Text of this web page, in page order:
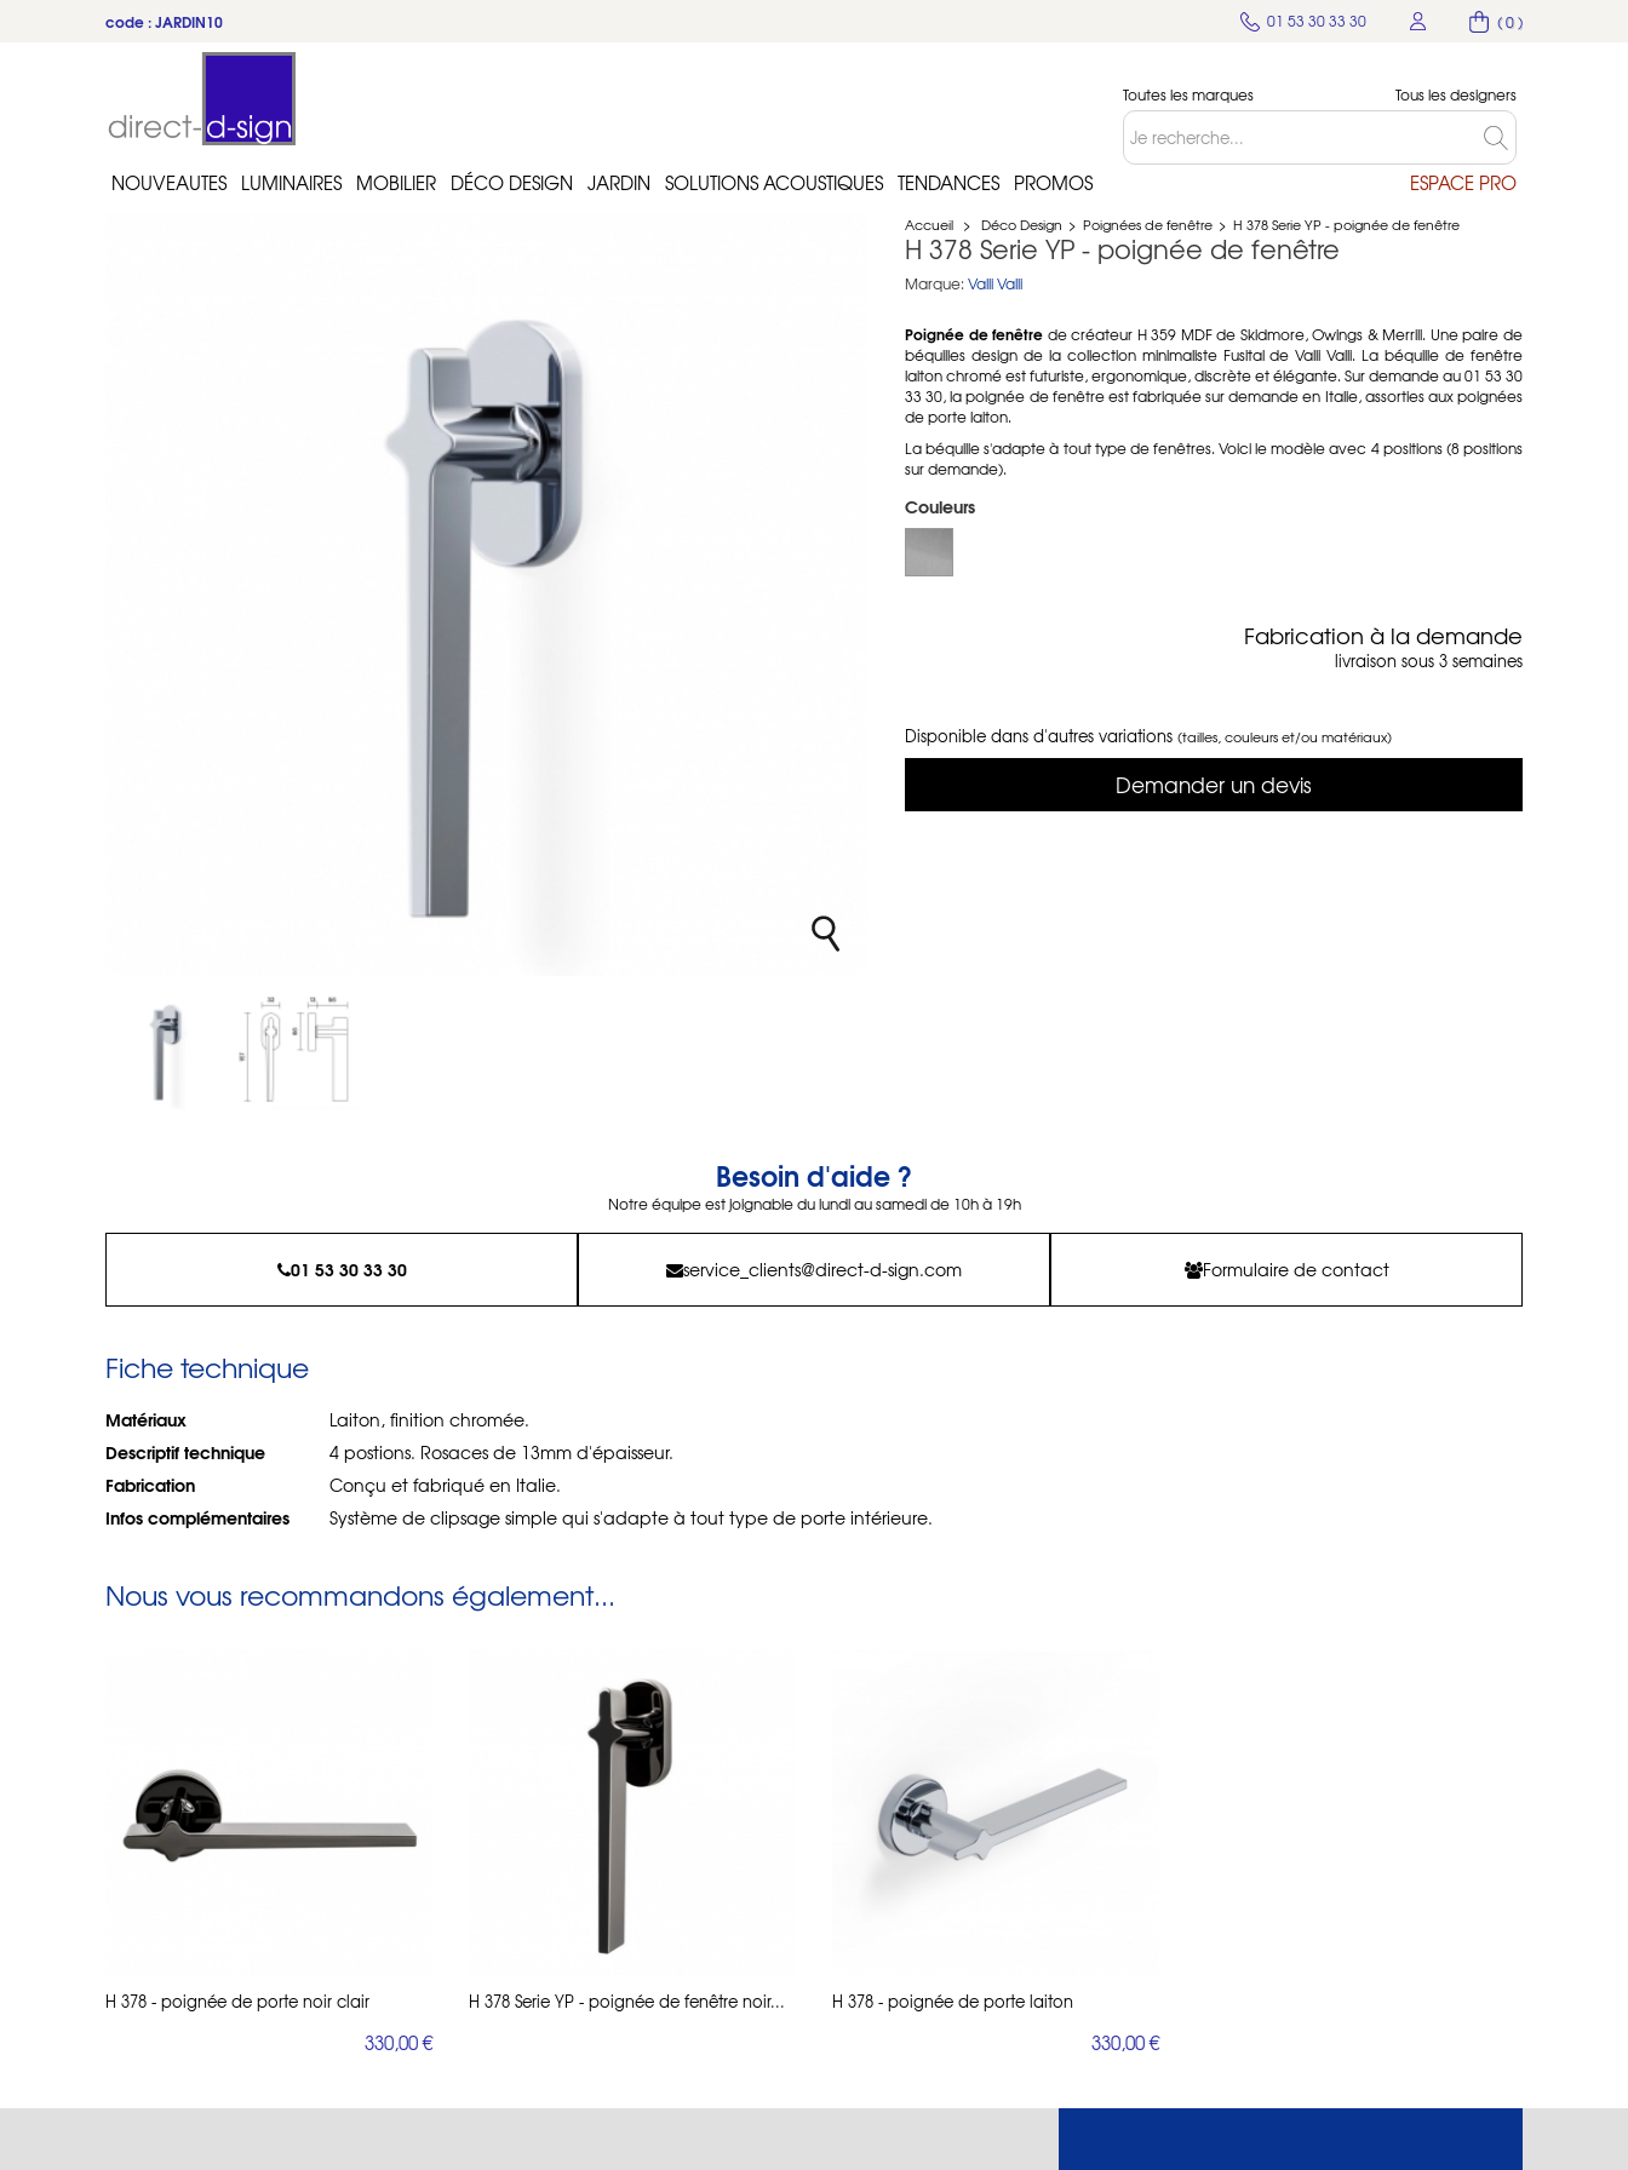
( 0 )
01 53 30 33 30
code : JARDIN10
du 22 au 31 juillet
Toutes les marques Tous les designers
NOUVEAUTES LUMINAIRES MOBILIER DÉCO DESIGN JARDIN SOLUTIONS ACOUSTIQUES TENDANCES PROMOS ESPACE PRO
Accueil > Déco Design > Poignées de fenêtre > H 378 Serie YP - poignée de fenêtre
H 378 Serie YP - poignée de fenêtre
Marque: Valli Valli
Poignée de fenêtre de créateur H 359 MDF de Skidmore, Owings & Merrill. Une paire de
béquilles design de la collection minimaliste Fusital de Valli Valli. La béquille de fenêtre
laiton chromé est futuriste, ergonomique, discrète et élégante. Sur demande au 01 53 30
33 30, la poignée de fenêtre est fabriquée sur demande en Italie, assorties aux poignées
de porte laiton.
La béquille s'adapte à tout type de fenêtres. Voici le modèle avec 4 positions (8 positions
sur demande).
Couleurs
Fabrication à la demande
livraison sous 3 semaines
Disponible dans d'autres variations (tailles, couleurs et/ou matériaux)
Demander un devis
Besoin d'aide ?
Notre équipe est joignable du lundi au samedi de 10h à 19h
01 53 30 33 30 service_clients@direct-d-sign.com Formulaire de contact
Fiche technique
Matériaux Laiton, finition chromée.
Descriptif technique 4 postions. Rosaces de 13mm d'épaisseur.
Fabrication Conçu et fabriqué en Italie.
Infos complémentaires Système de clipsage simple qui s'adapte à tout type de porte intérieure.
Nous vous recommandons également...
H 378 - poignée de porte noir clair
330,00 €
H 378 Serie YP - poignée de fenêtre noir... H 378 - poignée de porte laiton
330,00 €